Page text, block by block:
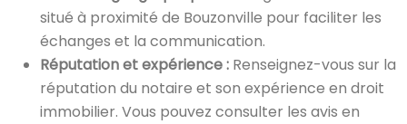
situé à proximité de Bouzonville pour faciliter les
échanges et la communication.
Réputation et expérience : Renseignez-vous sur la
réputation du notaire et son expérience en droit
immobilier. Vous pouvez consulter les avis en